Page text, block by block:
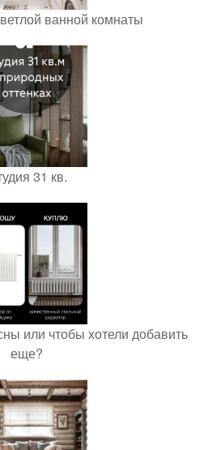
ванной комнаты
31 кв.
или чтобы хотели добавить
еще?